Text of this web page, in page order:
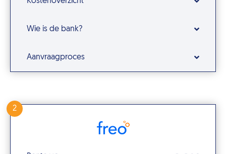
Wie is de bank?
Aanvraagproces
2